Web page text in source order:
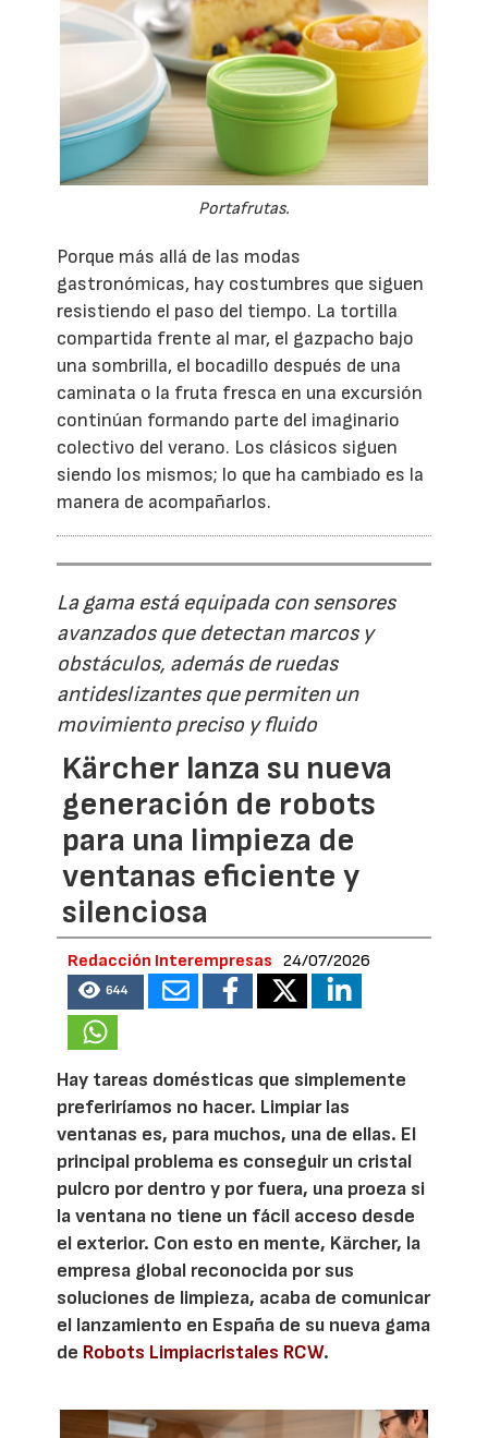
Portafrutas.
Porque más allá de las modas
gastronómicas, hay costumbres que siguen
resistiendo el paso del tiempo. La tortilla
compartida frente al mar, el gazpacho bajo
una sombrilla, el bocadillo después de una
caminata o la fruta fresca en una excursión
continúan formando parte del imaginario
colectivo del verano. Los clásicos siguen
siendo los mismos; lo que ha cambiado es la
manera de acompañarlos.
La gama está equipada con sensores
avanzados que detectan marcos y
obstáculos, además de ruedas
antideslizantes que permiten un
movimiento preciso y fluido
Kärcher lanza su nueva
generación de robots
para una limpieza de
ventanas eficiente y
silenciosa
Redacción Interempresas 24/07/2026
644
Hay tareas domésticas que simplemente
preferiríamos no hacer. Limpiar las
ventanas es, para muchos, una de ellas. El
principal problema es conseguir un cristal
pulcro por dentro y por fuera, una proeza si
la ventana no tiene un fácil acceso desde
el exterior. Con esto en mente, Kärcher, la
empresa global reconocida por sus
soluciones de limpieza, acaba de comunicar
el lanzamiento en España de su nueva gama
de Robots Limpiacristales RCW.